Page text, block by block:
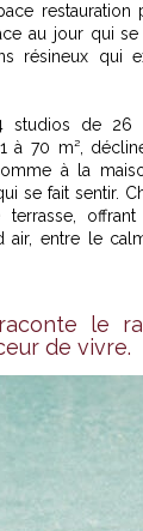
restauration
au jour qui
résineux qui
studios de 26
à 70 m²,
à la
se fait sentir.
air, entre le
le
de vivre.